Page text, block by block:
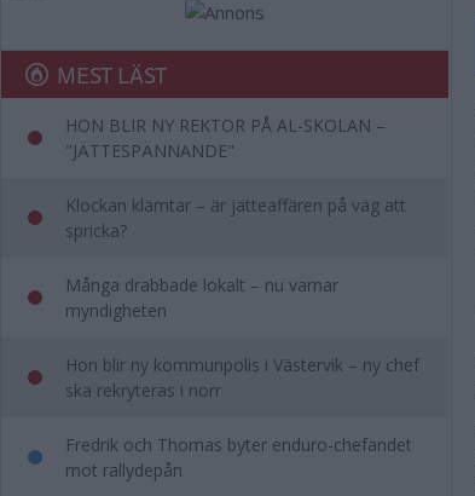
MEST LÄST
HON BLIR NY REKTOR PÅ AL-SKOLAN –
"JÄTTESPÄNNANDE"
Klockan klämtar – är jätteaffären på väg att
spricka?
Många drabbade lokalt – nu varnar
myndigheten
Hon blir ny kommunpolis i Västervik – ny chef
ska rekryteras i norr
Fredrik och Thomas byter enduro-chefandet
mot rallydepån